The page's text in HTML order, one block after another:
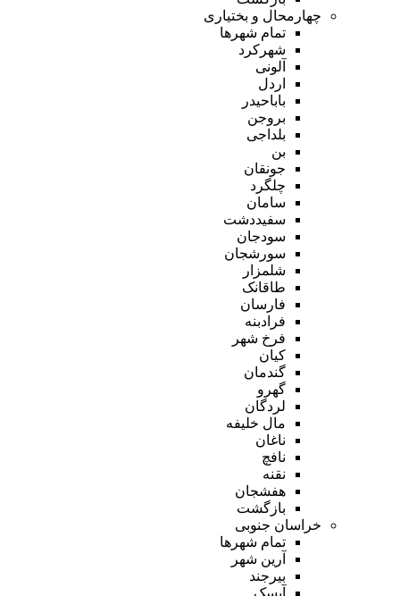
چهارمحال و بختیاری
تمام شهر‌ها
شهرکرد
آلونی
اردل
باباحیدر
بروجن
بلداجی
بن
جونقان
چلگرد
سامان
سفیددشت
سودجان
سورشجان
شلمزار
طاقانک
فارسان
فرادبنه
فرخ شهر
کیان
گندمان
گهرو
لردگان
مال خلیفه
ناغان
نافچ
نقنه
هفشجان
بازگشت
خراسان جنوبی
تمام شهر‌ها
آرین شهر
بیرجند
آیسک